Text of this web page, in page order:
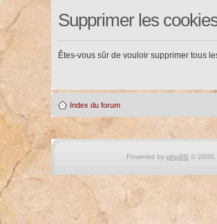
Supprimer les
Êtes-vous sûr de vouloir supprimer tous
Index du forum
Powered by phpBB ©